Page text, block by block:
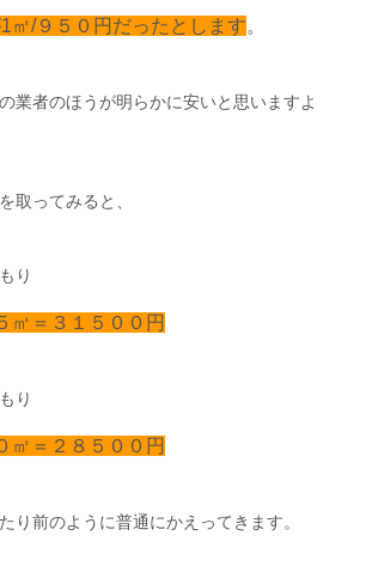
㎡/９５０円だったとします。
業者のほうが明らかに安いと思いますよ
取ってみると、
り
＝３１５００円
り
＝２８５００円
り前のように普通にかえってきます。